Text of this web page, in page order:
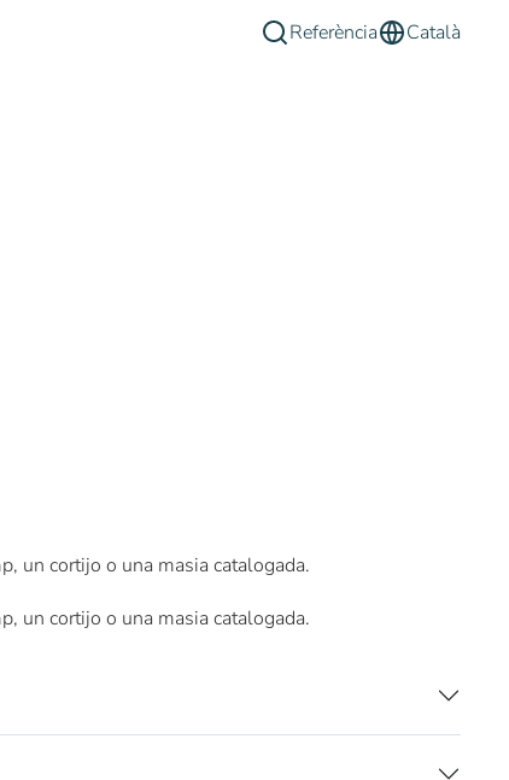
Referència Català
un cortijo o una masia catalogada.
un cortijo o una masia catalogada.